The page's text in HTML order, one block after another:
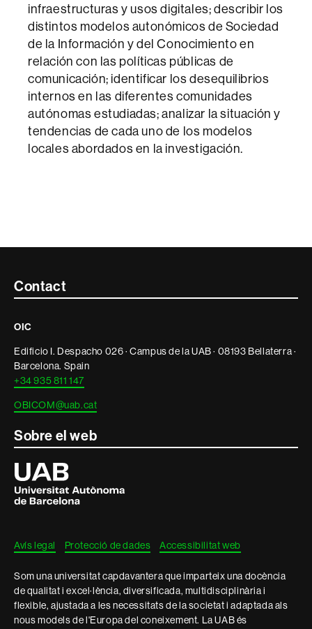
infraestructuras y usos digitales; describir los
distintos modelos autonómicos de Sociedad
de la Información y del Conocimiento en
relación con las políticas públicas de
comunicación; identificar los desequilibrios
internos en las diferentes comunidades
autónomas estudiadas; analizar la situación y
tendencias de cada uno de los modelos
locales abordados en la investigación.
Contacte
informació
legal
Contact
OIC
Edificio I. Despacho 026 · Campus de la UAB · 08193 Bellaterra ·
Barcelona. Spain
+34 935 811 147
OBICOM@uab.cat
Sobre el web
Universitat
Autònoma
de
Barcelona
Avís legal Protecció de dades Accessibilitat web
Som una universitat capdavantera que imparteix una docència
de qualitat i excel·lència, diversificada, multidisciplinària i
flexible, ajustada a les necessitats de la societat i adaptada als
nous models de l'Europa del coneixement. La UAB és